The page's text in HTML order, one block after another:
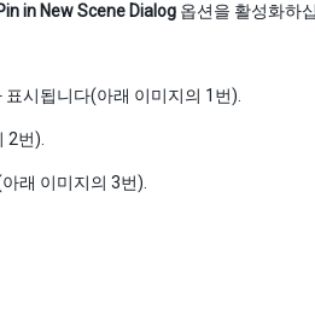
in New Scene Dialog 옵션을 활성화하
시됩니다(아래 이미지의 1번).
2번).
래 이미지의 3번).